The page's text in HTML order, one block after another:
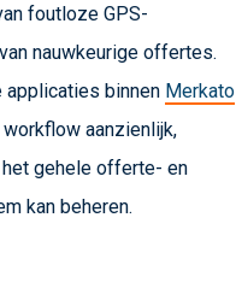
foutloze GPS-
nauwkeurige offertes.
applicaties binnen Merkato
aanzienlijk,
het gehele offerte- en
kan beheren.